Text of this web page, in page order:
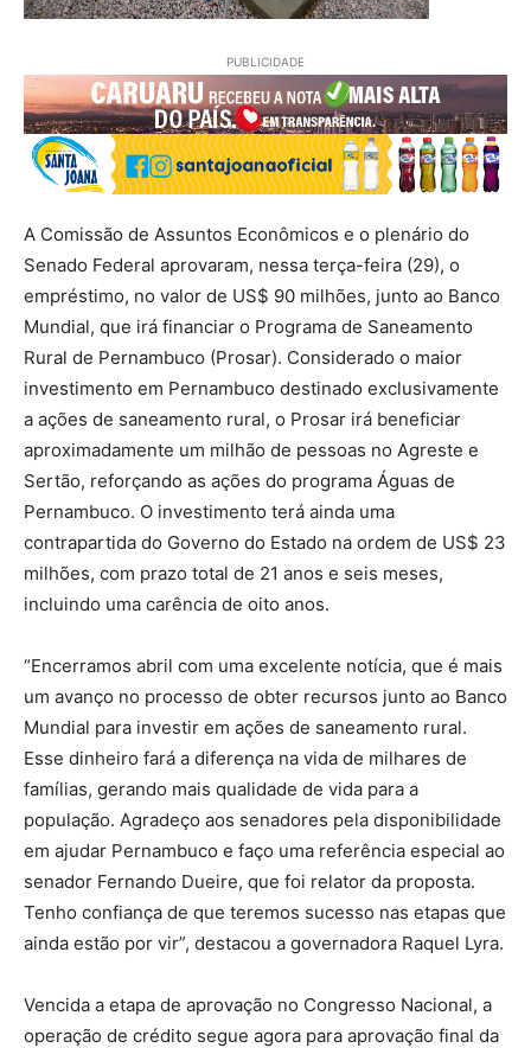
PUBLICIDADE
A Comissão de Assuntos Econômicos e o plenário do
Senado Federal aprovaram, nessa terça-feira (29), o
empréstimo, no valor de US$ 90 milhões, junto ao Banco
Mundial, que irá financiar o Programa de Saneamento
Rural de Pernambuco (Prosar). Considerado o maior
investimento em Pernambuco destinado exclusivamente
a ações de saneamento rural, o Prosar irá beneficiar
aproximadamente um milhão de pessoas no Agreste e
Sertão, reforçando as ações do programa Águas de
Pernambuco. O investimento terá ainda uma
contrapartida do Governo do Estado na ordem de US$ 23
milhões, com prazo total de 21 anos e seis meses,
incluindo uma carência de oito anos.
“Encerramos abril com uma excelente notícia, que é mais
um avanço no processo de obter recursos junto ao Banco
Mundial para investir em ações de saneamento rural.
Esse dinheiro fará a diferença na vida de milhares de
famílias, gerando mais qualidade de vida para a
população. Agradeço aos senadores pela disponibilidade
em ajudar Pernambuco e faço uma referência especial ao
senador Fernando Dueire, que foi relator da proposta.
Tenho confiança de que teremos sucesso nas etapas que
ainda estão por vir”, destacou a governadora Raquel Lyra.
Vencida a etapa de aprovação no Congresso Nacional, a
operação de crédito segue agora para aprovação final da